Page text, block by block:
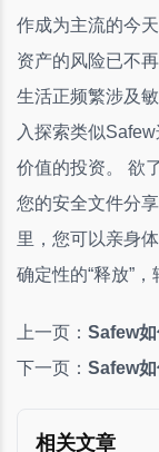
作成为主流的今
资产的风险已不
生活正频繁涉及
入探索类似
价值的投资。 欲
您的安全文件分
里，您可以亲身
确定性的“释放”，
上一页： Safew
下一页： Safew如
相关文章